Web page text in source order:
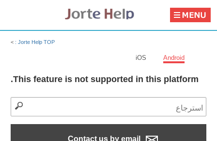
Jorte Help TOP :
>
Android
iOS
This feature is not supported in this platform.